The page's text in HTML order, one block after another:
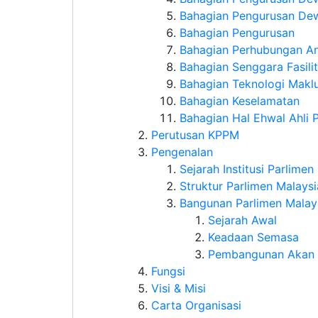
Bahagian Pengurusan
Bahagian Pengurusan
Bahagian Perhubungan
Bahagian Senggara
Bahagian Teknologi
Bahagian Keselamatan
Bahagian Hal Ehwal Ahli
Perutusan KPPM
Pengenalan
Sejarah Institusi Parlimen
Struktur Parlimen
Bangunan Parlimen
Sejarah Awal
Keadaan Semasa
Pembangunan
Fungsi
Visi & Misi
Carta Organisasi